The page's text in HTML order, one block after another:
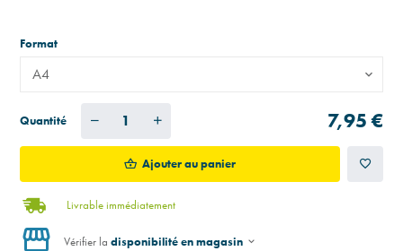
Format
A4
Quantité 7,95 €
Ajouter au panier
Livrable immédiatement
Vérifier la disponibilité en magasin